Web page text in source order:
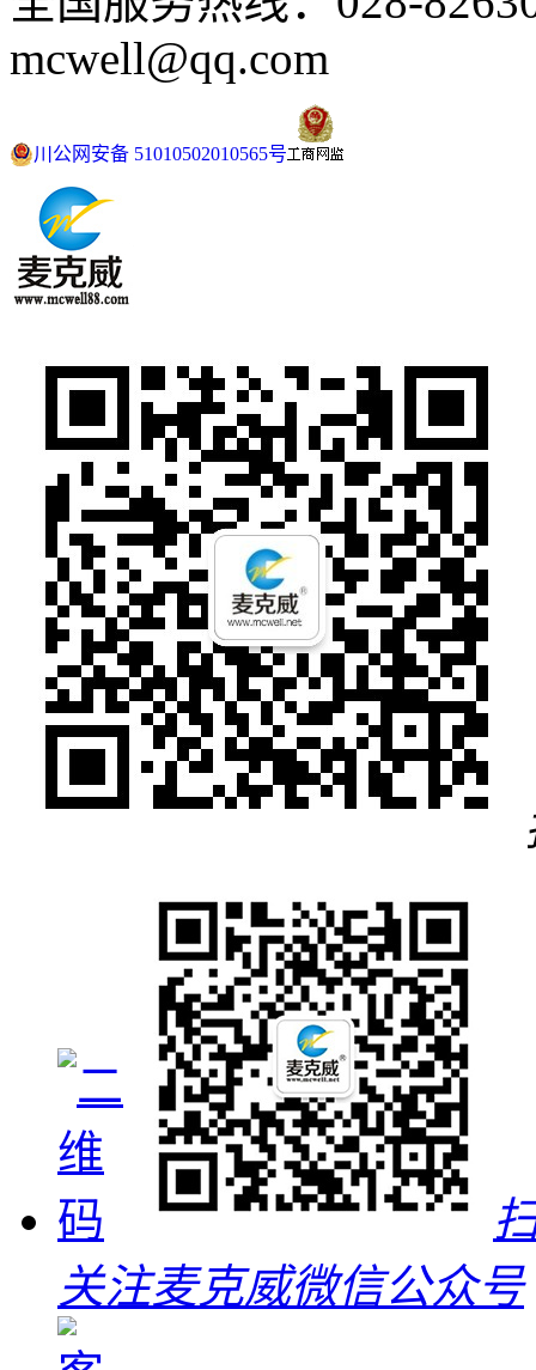
mcwell@qq.com
川公网安备 51010502010565号
关注麦克威微信公众号